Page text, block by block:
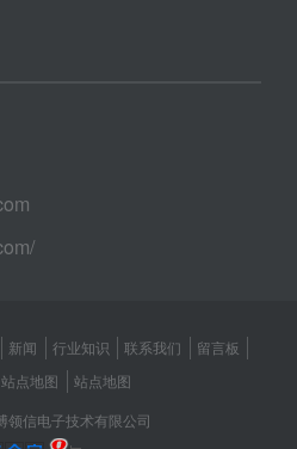
新闻 行业知识 联系我们
留言板
站点地图
站点地图
领信电子技术有限公司